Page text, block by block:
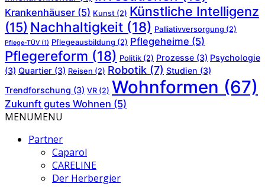
Krankenhäuser (5) Kunst (2) Künstliche Intelligenz
(15) Nachhaltigkeit (18) Palliativversorgung (2)
Pflege-TÜV (1) Pflegeausbildung (2) Pflegeheime (5)
Pflegereform (18) Politik (2) Prozesse (3) Psychologie
(3) Quartier (3) Reisen (2) Robotik (7) Studien (3)
Trendforschung (3) VR (2) Wohnformen (67)
Zukunft gutes Wohnen (5)
MENUMENU
Partner
Caparol
CARELINE
Der Herbergier